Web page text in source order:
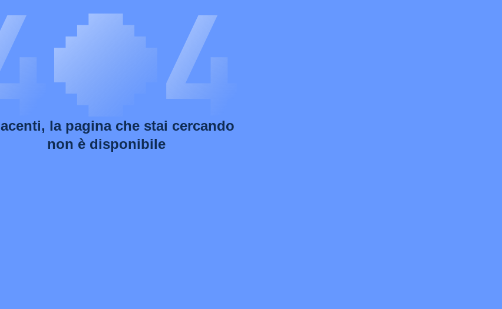
la pagina che stai cercando
non è disponibile